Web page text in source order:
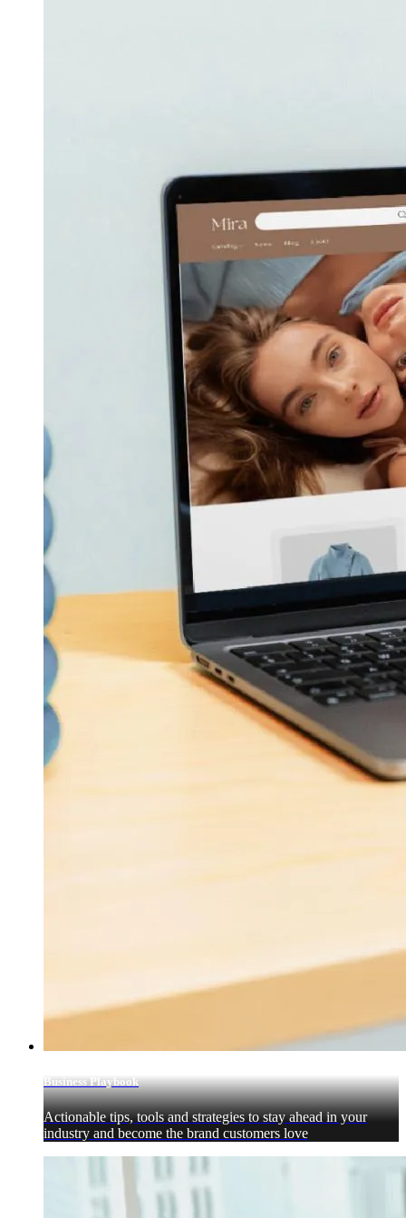
Business Playbook
Actionable tips, tools and strategies to stay ahead in your
industry and become the brand customers love